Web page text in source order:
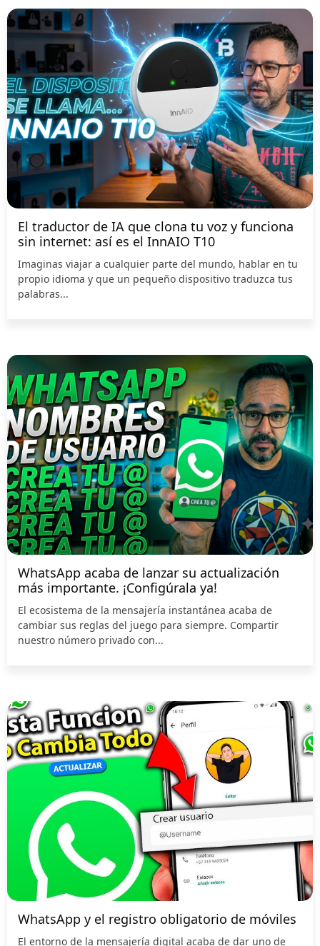
El traductor de IA que clona tu voz y funciona
sin internet: así es el InnAIO T10
Imaginas viajar a cualquier parte del mundo, hablar en tu
propio idioma y que un pequeño dispositivo traduzca tus
palabras...
WhatsApp acaba de lanzar su actualización
más importante. ¡Configúrala ya!
El ecosistema de la mensajería instantánea acaba de
cambiar sus reglas del juego para siempre. Compartir
nuestro número privado con...
WhatsApp y el registro obligatorio de móviles
El entorno de la mensajería digital acaba de dar uno de